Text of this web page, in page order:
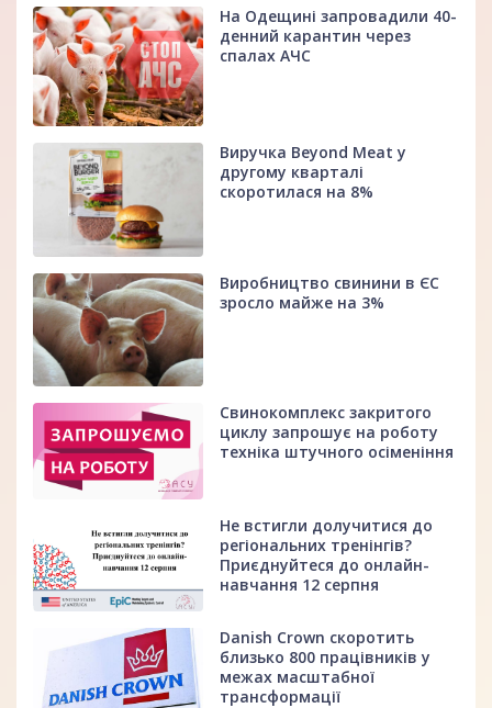
На Одещині запровадили 40-
денний карантин через
спалах АЧС
Виручка Beyond Meat у
другому кварталі
скоротилася на 8%
Виробництво свинини в ЄС
зросло майже на 3%
Свинокомплекс закритого
циклу запрошує на роботу
техніка штучного осіменіння
Не встигли долучитися до
регіональних тренінгів?
Приєднуйтеся до онлайн-
навчання 12 серпня
Danish Crown скоротить
близько 800 працівників у
межах масштабної
трансформації